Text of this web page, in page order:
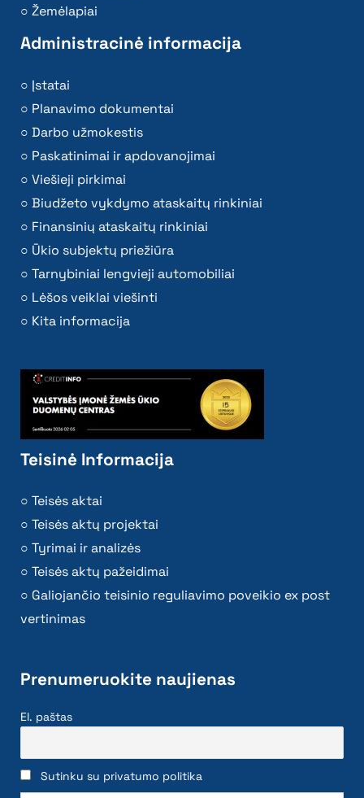
Žemėlapiai
Administracinė informacija
Įstatai
Planavimo dokumentai
Darbo užmokestis
Paskatinimai ir apdovanojimai
Viešieji pirkimai
Biudžeto vykdymo ataskaitų rinkiniai
Finansinių ataskaitų rinkiniai
Ūkio subjektų priežiūra
Tarnybiniai lengvieji automobiliai
Lėšos veiklai viešinti
Kita informacija
Teisinė Informacija
Teisės aktai
Teisės aktų projektai
Tyrimai ir analizės
Teisės aktų pažeidimai
Galiojančio teisinio reguliavimo poveikio ex post
vertinimas
Prenumeruokite naujienas
El. paštas
Sutinku su privatumo politika